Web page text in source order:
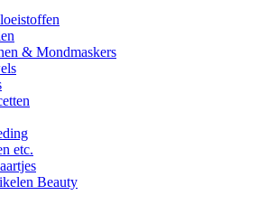
& Mondmaskers
etc.
Beauty